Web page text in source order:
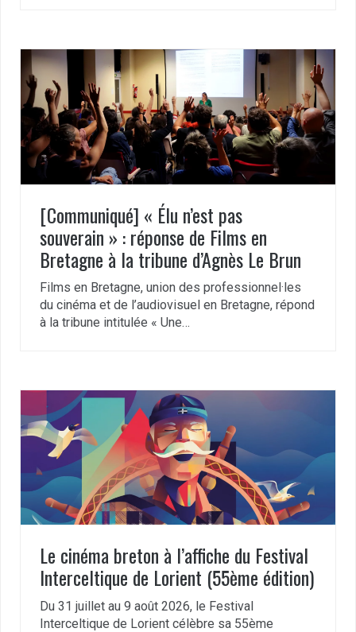
[Communiqué] « Élu n’est pas
souverain » : réponse de Films en
Bretagne à la tribune d’Agnès Le Brun
Films en Bretagne, union des professionnel·les
du cinéma et de l’audiovisuel en Bretagne, répond
à la tribune intitulée « Une…
Le cinéma breton à l’affiche du Festival
Interceltique de Lorient (55ème édition)
Du 31 juillet au 9 août 2026, le Festival
Interceltique de Lorient célèbre sa 55ème